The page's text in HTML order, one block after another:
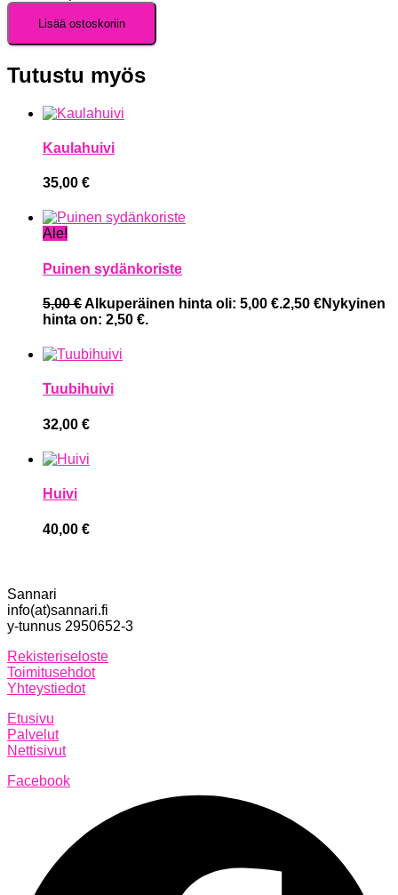
Lisää ostoskoriin
Tutustu myös
Kaulahuivi
35,00 €
Ale!
Puinen sydänkoriste
5,00€Alkuperäinen hinta oli: 5,00 €.2,50 €Nykyinen
hinta on: 2,50 €.
Tuubihuivi
32,00 €
Huivi
40,00 €
Sannari
info(at)sannari.fi
y-tunnus 2950652-3
Rekisteriseloste
Toimitusehdot
Yhteystiedot
Etusivu
Palvelut
Nettisivut
Facebook